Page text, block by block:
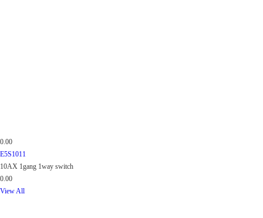
0.00
E5S1011
10AX 1gang 1way switch
0.00
View All